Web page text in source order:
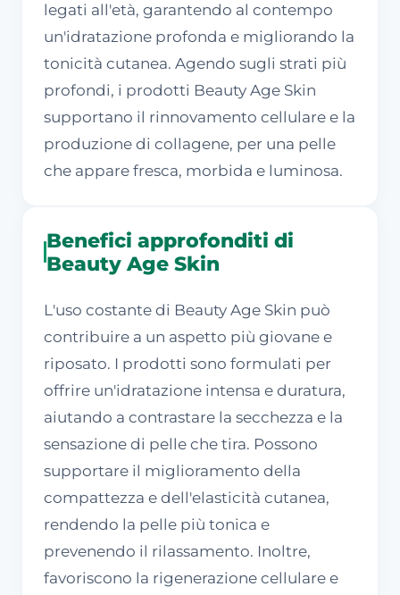
legati all'età, garantendo al contempo
un'idratazione profonda e migliorando la
tonicità cutanea. Agendo sugli strati più
profondi, i prodotti Beauty Age Skin
supportano il rinnovamento cellulare e la
produzione di collagene, per una pelle
che appare fresca, morbida e luminosa.
Benefici approfonditi di
Beauty Age Skin
L'uso costante di Beauty Age Skin può
contribuire a un aspetto più giovane e
riposato. I prodotti sono formulati per
offrire un'idratazione intensa e duratura,
aiutando a contrastare la secchezza e la
sensazione di pelle che tira. Possono
supportare il miglioramento della
compattezza e dell'elasticità cutanea,
rendendo la pelle più tonica e
prevenendo il rilassamento. Inoltre,
favoriscono la rigenerazione cellulare e